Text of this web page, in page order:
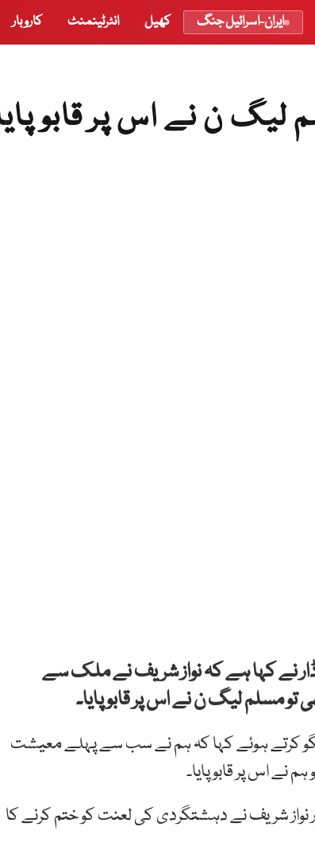
ایران-اسرائیل جنگ کھیل انٹرٹینمنٹ کاروبار
ن نے اس پر قابو
ڈار نے کہا ہے کہ نواز شریف نے ملک سے
کرتے ہوئے کہا کہ ہم نے سب سے پہلے معیشت
شریف نے دہشتگردی کی لعنت کو ختم کرنے کا